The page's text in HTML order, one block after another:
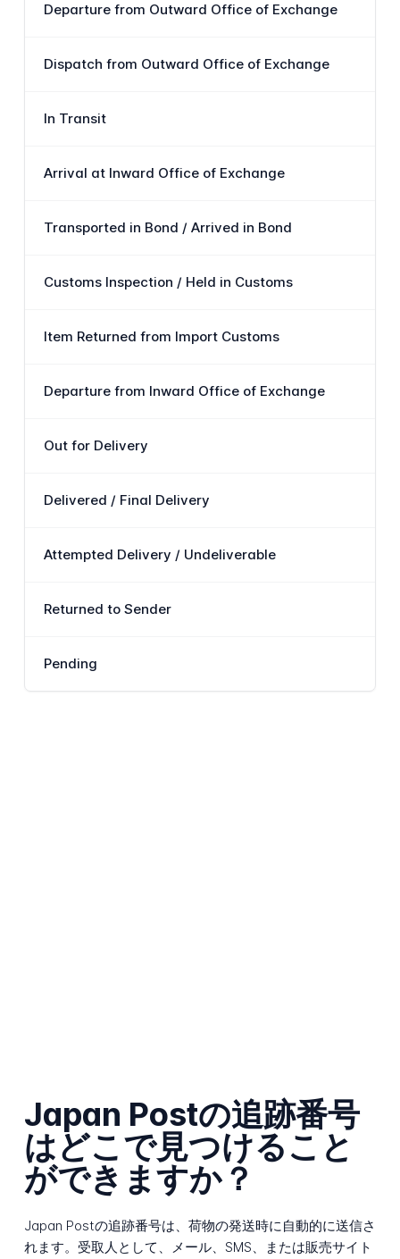
Departure from Outward Office of Exchange
Dispatch from Outward Office of Exchange
In Transit
Arrival at Inward Office of Exchange
Transported in Bond / Arrived in Bond
Customs Inspection / Held in Customs
Item Returned from Import Customs
Departure from Inward Office of Exchange
Out for Delivery
Delivered / Final Delivery
Attempted Delivery / Undeliverable
Returned to Sender
Pending
Japan Postの追跡番号
はどこで見つけること
ができますか？
Japan Postの追跡番号は、荷物の発送時に自動的に送信さ
れます。受取人として、メール、SMS、または販売サイト